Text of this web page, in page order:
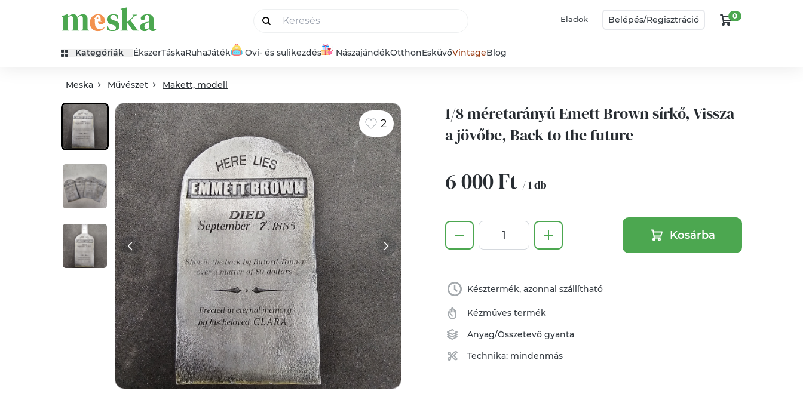
Eladok Belépés/Regisztráció 0
Kategóriák ÉkszerTáskaRuhaJáték Ovi- és sulikezdés NászajándékOtthonEsküvőVintageBlog
Meska Művészet Makett, modell
2
1/8 méretarányú Emett Brown sírkő, Vissza
a jövőbe, Back to the future
6 000 Ft / 1 db
Kosárba
Késztermék, azonnal szállítható
Kézműves termék
Anyag/Összetevőgyanta
Technika: mindenmás